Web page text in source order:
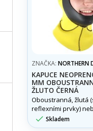
ZNAČKA: NORTHERN
KAPUCE
MM
ŽLUTO ČERNÁ
Oboustranná, žlutá
reflexními prvky)
černá, suchá kapuce
4mm silného super
 Skladem